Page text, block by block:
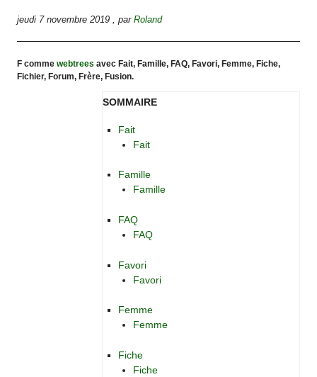
jeudi 7 novembre 2019 ,parRoland
F commewebtrees avec Fait, Famille, FAQ, Favori, Femme, Fiche,
Fichier, Forum, Frère, Fusion.
SOMMAIRE
Fait
Fait
Famille
Famille
FAQ
FAQ
Favori
Favori
Femme
Femme
Fiche
Fiche